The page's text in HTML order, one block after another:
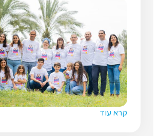
קרא עוד